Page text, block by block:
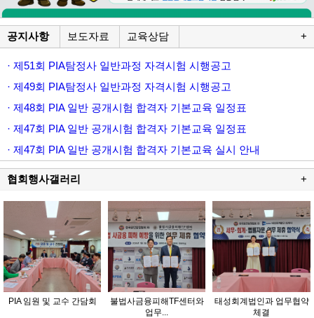
공지사항 보도자료 교육상담 +
· 제51회 PIA탐정사 일반과정 자격시험 시행공고
· 제49회 PIA탐정사 일반과정 자격시험 시행공고
· 제48회 PIA 일반 공개시험 합격자 기본교육 일정표
· 제47회 PIA 일반 공개시험 합격자 기본교육 일정표
· 제47회 PIA 일반 공개시험 합격자 기본교육 실시 안내
협회행사갤러리 +
PIA 임원 및 교수 간담회
불법사금융피해TF센터와
업무...
태성회계법인과 업무협약
체결